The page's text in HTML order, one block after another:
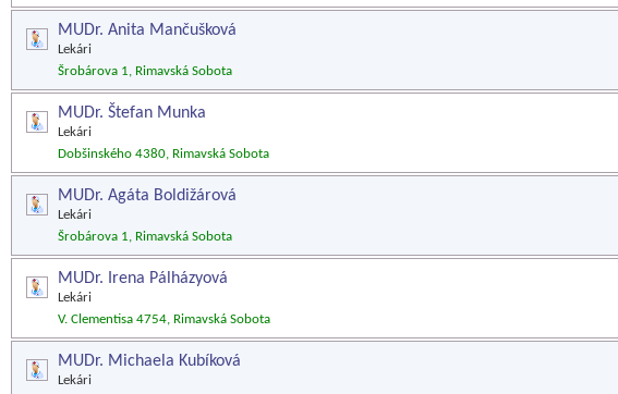
MUDr. Anita Mančušková
Lekári
Šrobárova 1, Rimavská Sobota
MUDr. Štefan Munka
Lekári
Dobšinského 4380, Rimavská Sobota
MUDr. Agáta Boldižárová
Lekári
Šrobárova 1, Rimavská Sobota
MUDr. Irena Pálházyová
Lekári
V. Clementisa 4754, Rimavská Sobota
MUDr. Michaela Kubíková
Lekári